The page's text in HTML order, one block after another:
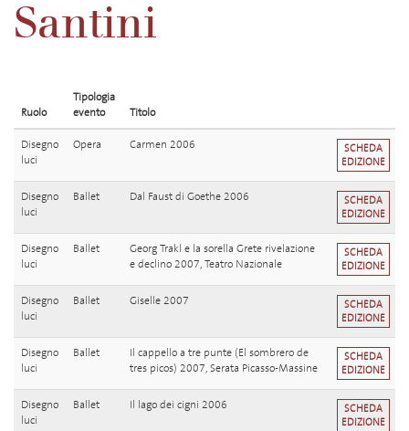
Santini
Ruolo
Tipologia
evento
Titolo
Disegno
luci
Opera Carmen 2006
SCHEDA
EDIZIONE
Disegno
luci
Ballet Dal Faust di Goethe 2006
SCHEDA
EDIZIONE
Disegno
luci
Ballet
Georg Trakl e la sorella Grete rivelazione
e declino 2007, Teatro Nazionale
SCHEDA
EDIZIONE
Disegno
luci
Ballet Giselle 2007
SCHEDA
EDIZIONE
Disegno
luci
Ballet
Il cappello a tre punte (El sombrero de
tres picos) 2007, Serata Picasso-Massine
SCHEDA
EDIZIONE
Disegno
luci
Ballet Il lago dei cigni 2006
SCHEDA
EDIZIONE